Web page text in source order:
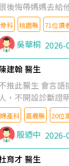
後悔帶媽媽去給
骨科 桃園縣 71位讀
吳華桐 2026-
建翰 醫生
推此醫生 會言語
，不開設診斷證
判斷！
婦產科 嘉義縣 20位
殷迺中 2026-
育才 醫生